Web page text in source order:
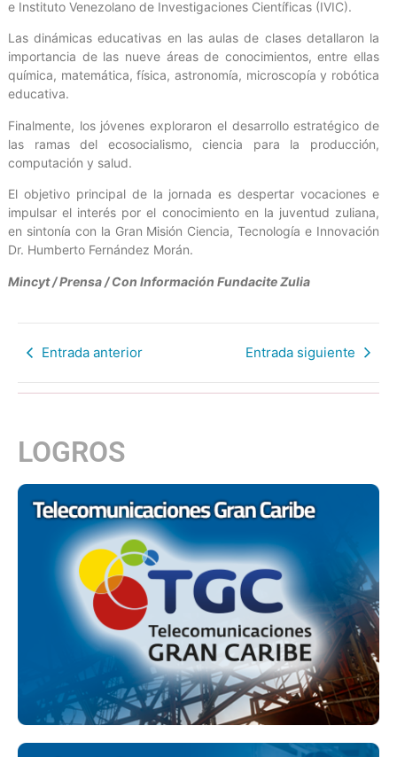
e Instituto Venezolano de Investigaciones Científicas (IVIC).
Las dinámicas educativas en las aulas de clases detallaron la
importancia de las nueve áreas de conocimientos, entre ellas
química, matemática, física, astronomía, microscopía y robótica
educativa.
Finalmente, los jóvenes exploraron el desarrollo estratégico de
las ramas del ecosocialismo, ciencia para la producción,
computación y salud.
El objetivo principal de la jornada es despertar vocaciones e
impulsar el interés por el conocimiento en la juventud zuliana,
en sintonía con la Gran Misión Ciencia, Tecnología e Innovación
Dr. Humberto Fernández Morán.
Mincyt / Prensa / Con Información Fundacite Zulia
Entrada anterior Entrada siguiente
LOGROS